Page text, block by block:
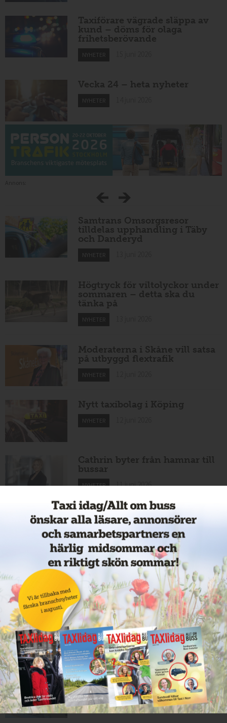
Taxiförare vägrade släppa av
kund – döms för olaga
frihetsberövande
NYHETER
Vecka 24 – heta nyheter
NYHETER
Samtrans Omsorgsresor
tilldelas upphandling i Täby
och Danderyd
NYHETER
Högtryck för viltolyckor under
sommaren – detta ska du
tänka på
NYHETER
Moderaterna i Skåne vill satsa
på utbyggd flextrafik
NYHETER
Nytt taxibolag i Köping
NYHETER
Cathrin byter från hamnar till
bussar
NYHETER 11 juni 2026
Nytt taxiföretag i Sigtuna
NYHETER 11 juni 2026
Nytt taxibolag i Borlänge
NYHETER 11 juni 2026
Taxibommar fick inte avsedd
effekt vid Lund C
NYHETER 10 juni 2026
Nytt taxibolag i Borlänge
NYHETER 10 juni 2026